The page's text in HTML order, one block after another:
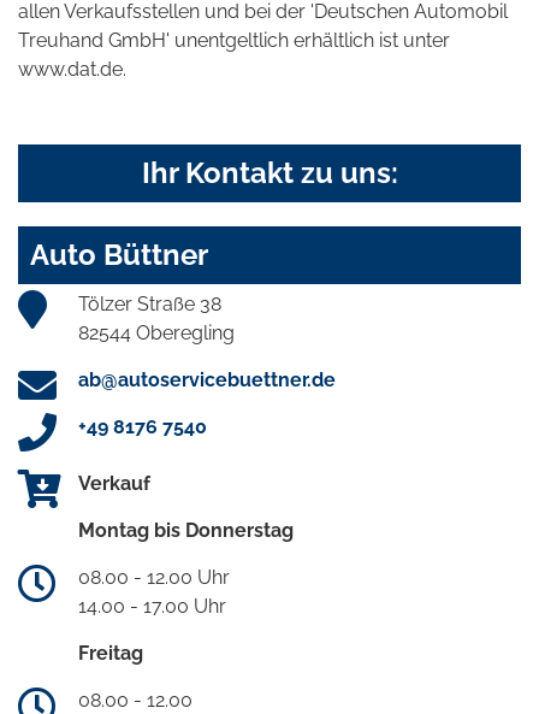
allen Verkaufsstellen und bei der 'Deutschen Automobil
Treuhand GmbH' unentgeltlich erhältlich ist unter
www.dat.de.
Ihr Kontakt zu uns:
Auto Büttner
Tölzer Straße 38
82544 Oberegling
ab@autoservicebuettner.de
+49 8176 7540
Verkauf
Montag bis Donnerstag
08.00 - 12.00 Uhr
14.00 - 17.00 Uhr
Freitag
08.00 - 12.00